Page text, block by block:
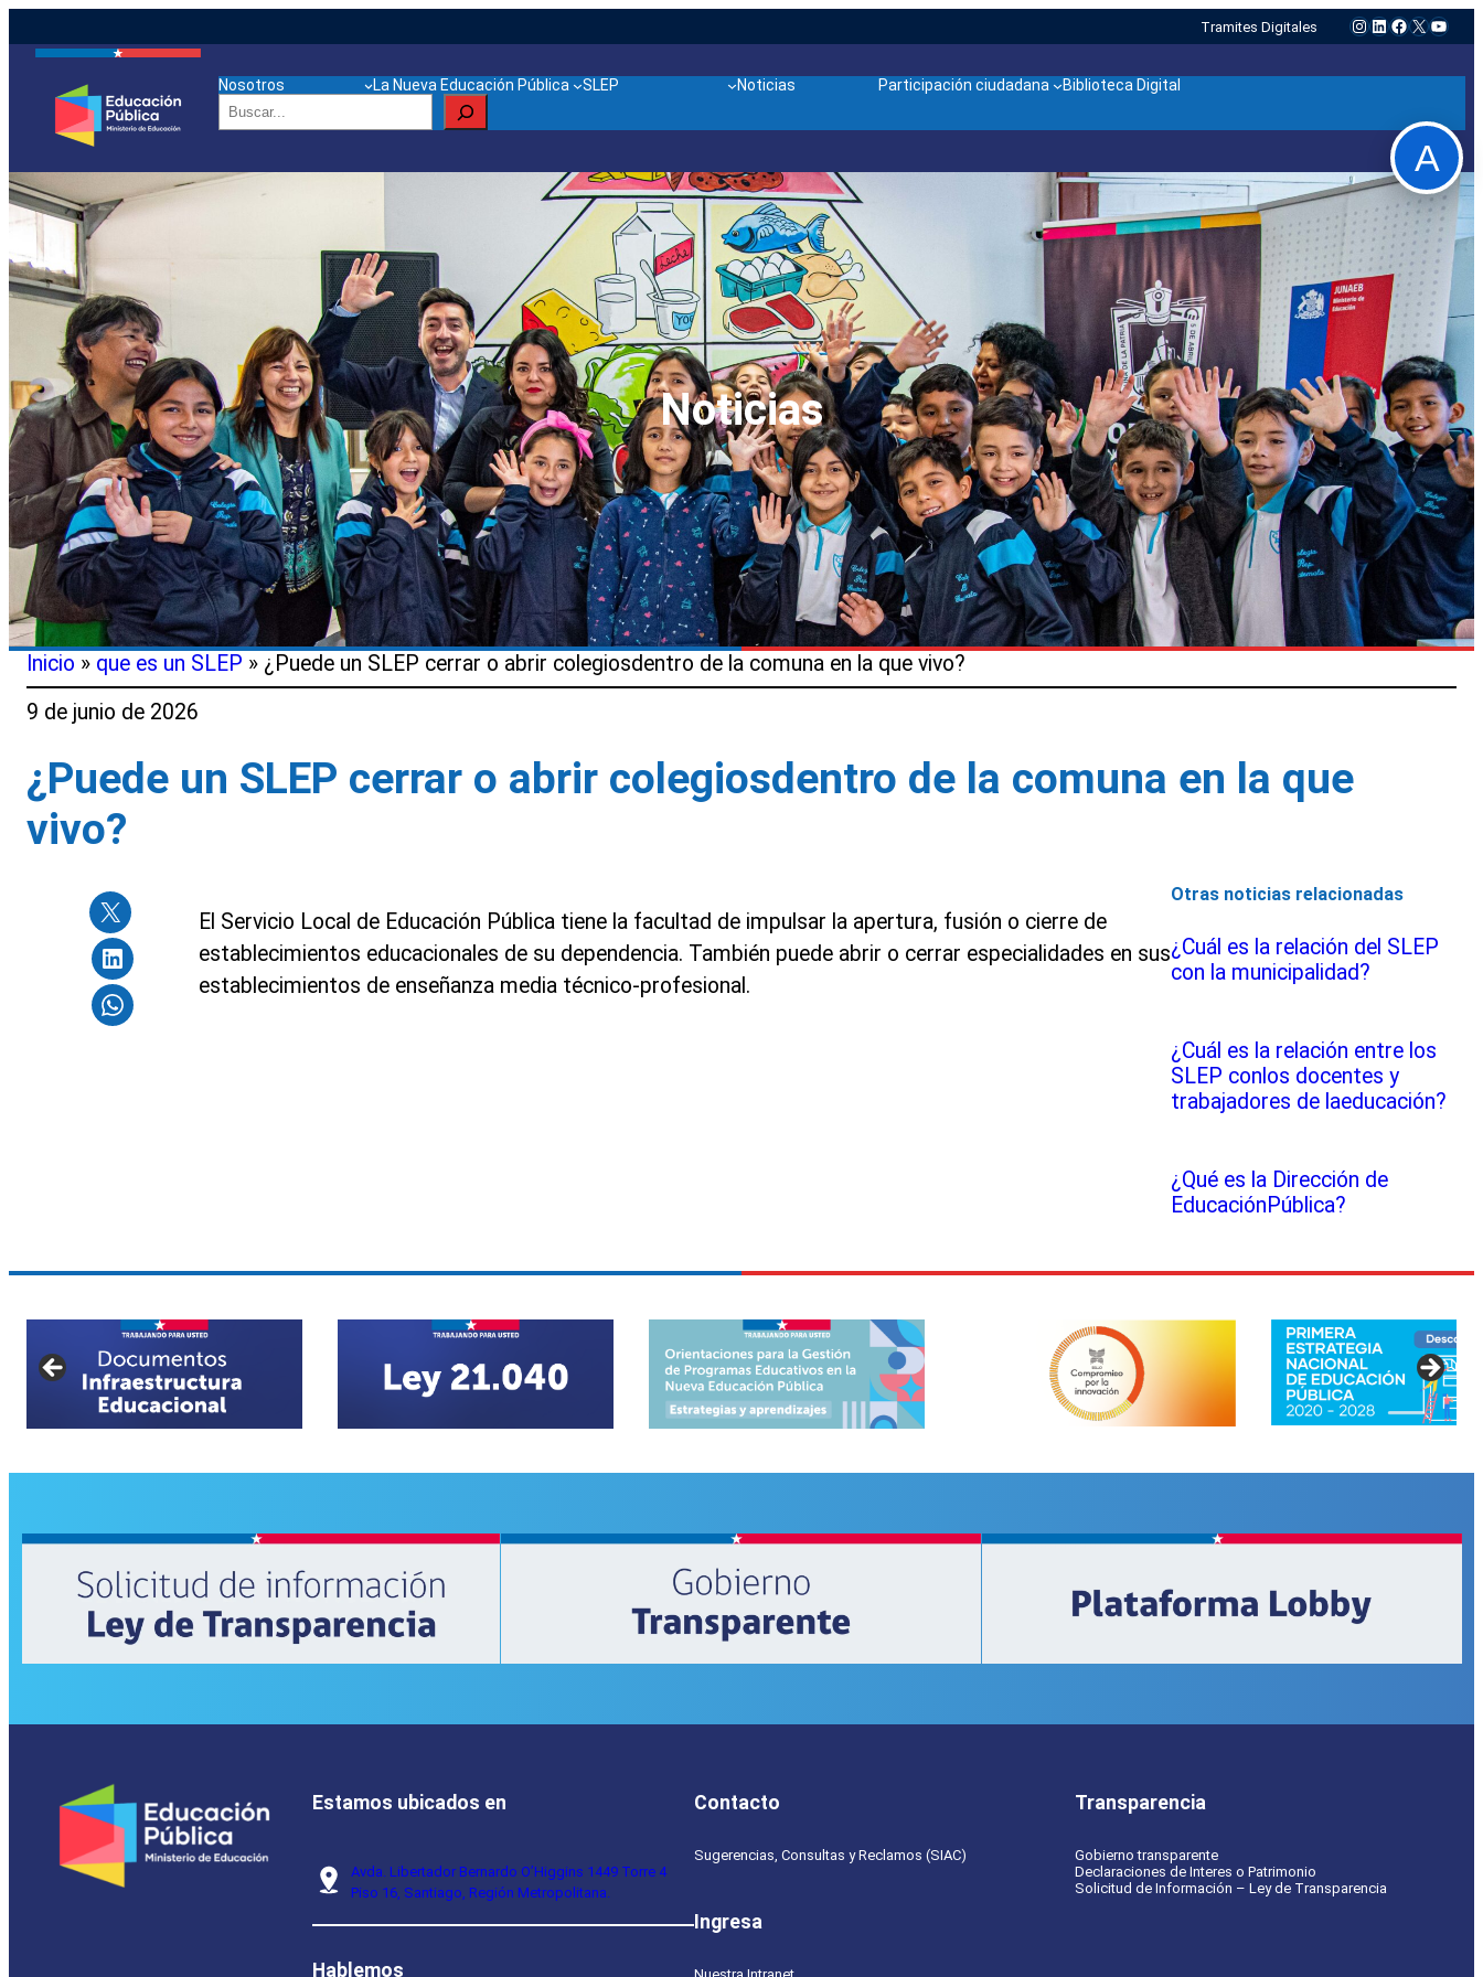
Tramites Digitales Instagram
LinkedIn
Facebook
X
Nosotros La Nueva Educación Pública SLEP Noticias Participación ciudadana
Biblioteca Digital
Buscar
Noticias
Inicio » que es un SLEP » ¿Puede un SLEP cerrar o abrir colegiosdentro de la comuna en la que vivo?
9 de junio de 2026
¿Puede un SLEP cerrar o abrir colegiosdentro de la comuna en la que
vivo?
El Servicio Local de Educación Pública tiene la facultad de impulsar la apertura, fusión o cierre de
establecimientos educacionales de su dependencia. También puede abrir o cerrar especialidades en sus
establecimientos de enseñanza media técnico-profesional.
Otras noticias relacionadas
¿Cuál es la relación del SLEP
con la municipalidad?
¿Cuál es la relación entre los
SLEP conlos docentes y
trabajadores de laeducación?
¿Qué es la Dirección de
EducaciónPública?
Estamos ubicados en
Avda. Libertador Bernardo O’Higgins 1449 Torre 4
Piso 16, Santiago, Región Metropolitana.
Hablemos
Contacto
Sugerencias, Consultas y Reclamos (SIAC)
Ingresa
Transparencia
Gobierno transparente
Declaraciones de Interes o Patrimonio
Solicitud de Información – Ley de Transparencia
A